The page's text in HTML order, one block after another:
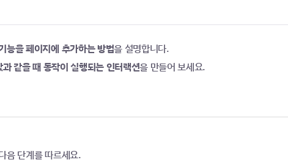
능을 페이지에 추가하는 방법을 설명합니다.
같을 때 동작이 실행되는 인터랙션을 만들어 보세요.
음 단계를 따르세요.